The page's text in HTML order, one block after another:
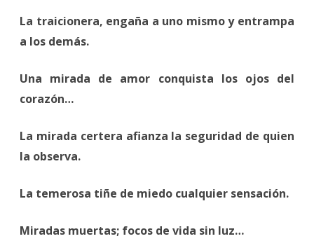
La traicionera, engaña a uno mismo y entrampa
a los demás.
Una mirada de amor conquista los ojos del
corazón…
La mirada certera afianza la seguridad de quien
la observa.
La temerosa tiñe de miedo cualquier sensación.
Miradas muertas; focos de vida sin luz…